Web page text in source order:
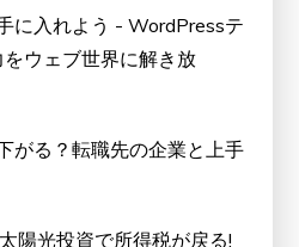
に入れよう - WordPressテ
ウェブ世界に解き放
がる？転職先の企業と上手
陽光投資で所得税が戻る!